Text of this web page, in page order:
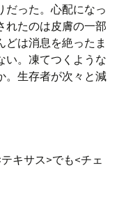
だった。心配になっ
れたのは皮膚の一部
どは消息を絶ったま
い。凍てつくような
。生存者が次々と減
キサス>でも<チェ